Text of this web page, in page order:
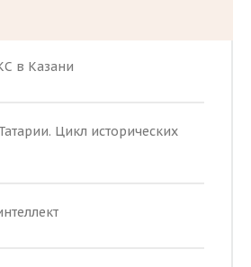
в Казани
Цикл исторических